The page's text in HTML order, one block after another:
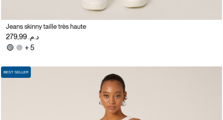
Jeans skinny taille très haute
د.م. 279,99
+ 5
BEST SELLER